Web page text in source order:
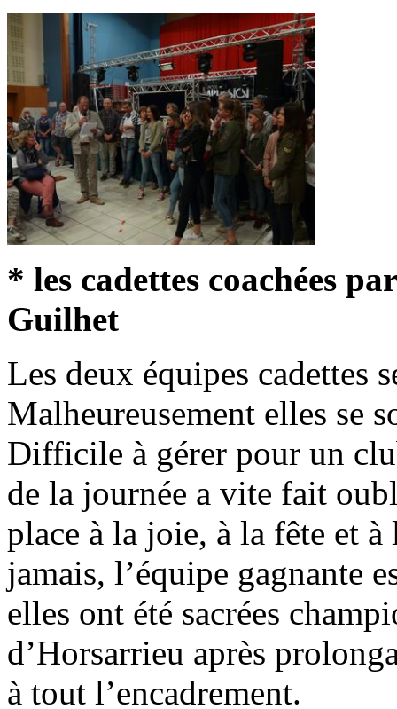
* les cadettes coachées
Guilhet
Les deux équipes cadettes
Malheureusement elles se
Difficile à gérer pour un
de la journée a vite fait
place à la joie, à la fête et
jamais, l’équipe gagnante
elles ont été sacrées
d’Horsarrieu après
à tout l’encadrement.